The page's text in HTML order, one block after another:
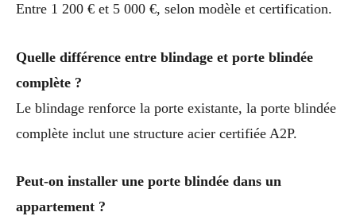
Entre 1 200 € et 5 000 €, selon modèle et certification.
Quelle différence entre blindage et porte blindée
complète ?
Le blindage renforce la porte existante, la porte blindée
complète inclut une structure acier certifiée A2P.
Peut-on installer une porte blindée dans un
appartement ?